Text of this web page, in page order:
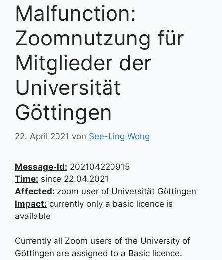
Malfunction:
Zoomnutzung für
Mitglieder der
Universität
Göttingen
22. April 2021 von See-Ling Wong
Message-Id: 202104220915
Time: since 22.04.2021
Affected: zoom user of Universität Göttingen
Impact: currently only a basic licence is
available
Currently all Zoom users of the University of
Göttingen are assigned to a Basic licence.